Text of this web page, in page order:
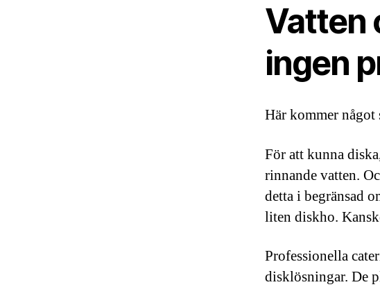
Vatten
ingen
Här kommer
För att kunna
rinnande vatten.
detta i begränsad
liten diskho.
Professionella
disklösningar. De